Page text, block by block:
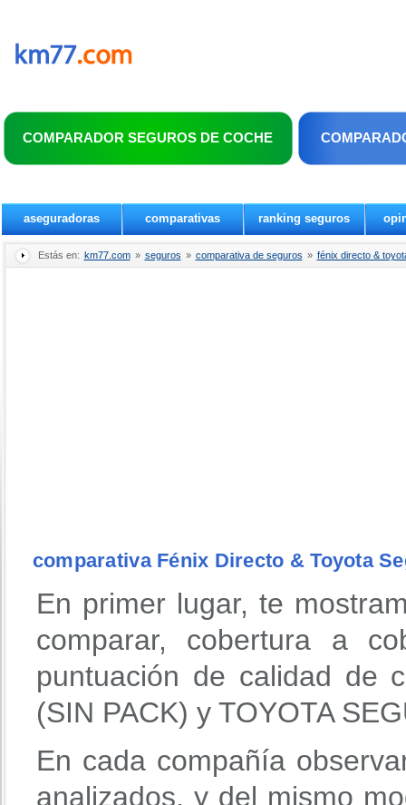
COMPARADOR SEGUROS DE COCHE
aseguradoras comparativas ranking seguros
Estás en: km77.com » seguros » comparativa de seguros » fénix directo &
comparativa Fénix Directo & Toyota
En primer lugar, te
comparar, cobertura a
puntuación de calidad de
(SIN PACK) y TOYOTA
En cada compañía
analizados, y del mismo